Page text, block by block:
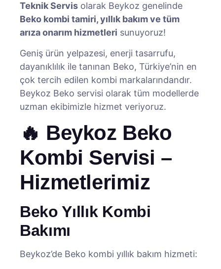
Teknik Servis olarak Beykoz genelinde
Beko kombi tamiri, yıllık bakım ve tüm
arıza onarım hizmetleri sunuyoruz!
Geniş ürün yelpazesi, enerji tasarrufu,
dayanıklılık ile tanınan Beko, Türkiye’nin en
çok tercih edilen kombi markalarındandır.
Beykoz Beko servisi olarak tüm modellerde
uzman ekibimizle hizmet veriyoruz.
🔥 Beykoz Beko
Kombi Servisi –
Hizmetlerimiz
Beko Yıllık Kombi
Bakımı
Beykoz’de Beko kombi yıllık bakım hizmeti: